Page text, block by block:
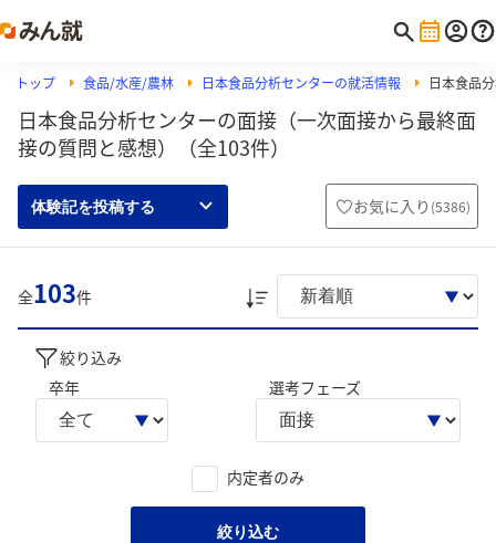
トップ 食品/水産/農林 日本食品分析センターの就活情報 日本食品
日本食品分析センターの面接（一次面接から最終面
接の質問と感想）（全103件）
体験記を投稿する お気に入り (5386)
全103件
絞り込み
卒年
選考フェーズ
内定者のみ
絞り込む